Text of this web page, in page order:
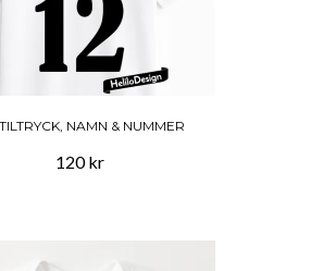
NAMN & NUMMER
120 kr